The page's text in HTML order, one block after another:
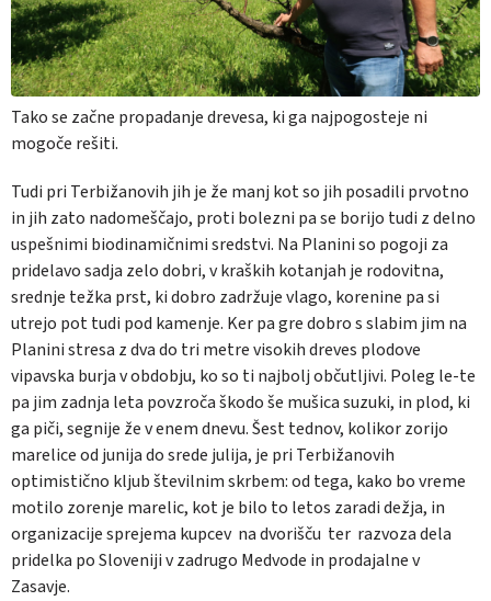
Tako se začne propadanje drevesa, ki ga najpogosteje ni
mogoče rešiti.
Tudi pri Terbižanovih jih je že manj kot so jih posadili prvotno
in jih zato nadomeščajo, proti bolezni pa se borijo tudi z delno
uspešnimi biodinamičnimi sredstvi. Na Planini so pogoji za
pridelavo sadja zelo dobri, v kraških kotanjah je rodovitna,
srednje težka prst, ki dobro zadržuje vlago, korenine pa si
utrejo pot tudi pod kamenje. Ker pa gre dobro s slabim jim na
Planini stresa z dva do tri metre visokih dreves plodove
vipavska burja v obdobju, ko so ti najbolj občutljivi. Poleg le-te
pa jim zadnja leta povzroča škodo še mušica suzuki, in plod, ki
ga piči, segnije že v enem dnevu. Šest tednov, kolikor zorijo
marelice od junija do srede julija, je pri Terbižanovih
optimistično kljub številnim skrbem: od tega, kako bo vreme
motilo zorenje marelic, kot je bilo to letos zaradi dežja, in
organizacije sprejema kupcev na dvorišču ter razvoza dela
pridelka po Sloveniji v zadrugo Medvode in prodajalne v
Zasavje.